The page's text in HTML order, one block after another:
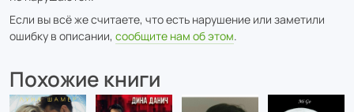
Если вы всё же считаете, что есть нарушение или заметили
ошибку в описании, сообщите нам об этом.
Похожие книги